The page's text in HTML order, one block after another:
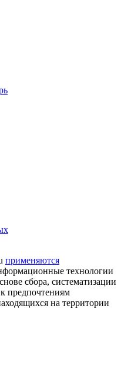
применяются
технологии
сбора, систематизации
предпочтениям
на территории